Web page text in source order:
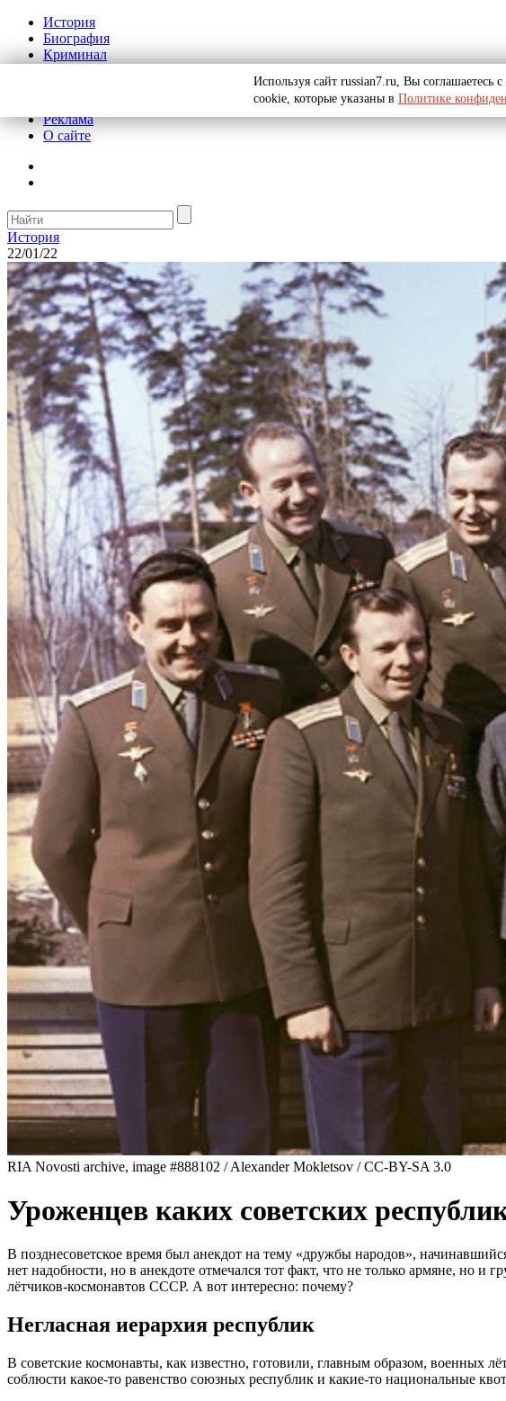
История
Биография
Криминал
Реклама
О сайте
История
22/01/22
RIA Novosti archive, image #888102 / Alexander Mokletsov / CC-BY-SA 3.0
Уроженцев каких советских
В позднесоветское время был анекдот на тему «дружбы народов»,
нет надобности, но в анекдоте отмечался тот факт, что не только армяне, но
лётчиков-космонавтов СССР. А вот интересно: почему?
Негласная иерархия республик
В советские космонавты, как известно, готовили, главным образом, военных
соблюсти какое-то равенство союзных республик и какие-то национальные
Используя сайт russian7.ru, Вы соглашаетесь
cookie, которые указаны в Политике